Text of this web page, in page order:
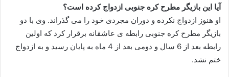
آیا این بازیگر مطرح کره جنوبی ازدواج کرده است؟
او هنوز ازدواج نکرده و دوران مجردی خود را می گذراند. وی با دو
بازیگر مطرح کره جنوبی رابطه ی عاشقانه برقرار کرد که اولین
رابطه بعد از 6 سال و دومی بعد از 4 ماه به پایان رسید و به ازدواج
ختم نشد.